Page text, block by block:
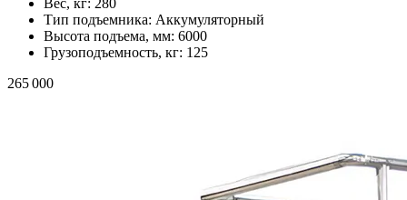
Тип подъемника: Аккумуляторный
Высота подъема, мм: 6000
Грузоподъемность, кг: 125
265 000